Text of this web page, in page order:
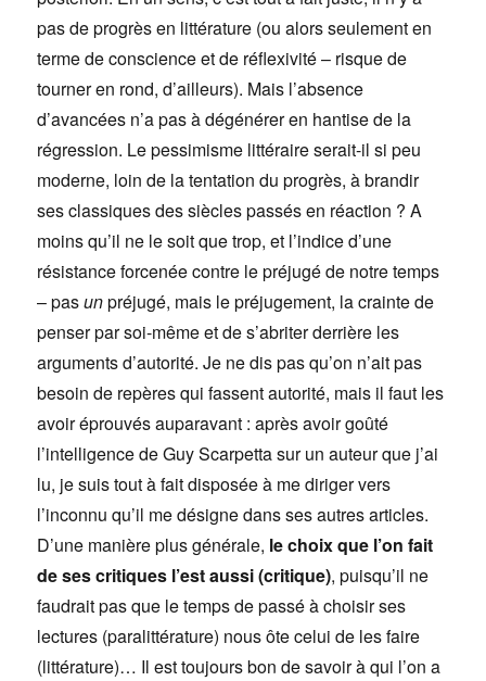
pas de progrès en littérature (ou alors seulement en
terme de conscience et de réflexivité – risque de
tourner en rond, d’ailleurs). Mais l’absence
d’avancées n’a pas à dégénérer en hantise de la
régression. Le pessimisme littéraire serait-il si peu
moderne, loin de la tentation du progrès, à brandir
ses classiques des siècles passés en réaction ? A
moins qu’il ne le soit que trop, et l’indice d’une
résistance forcenée contre le préjugé de notre temps
– pasunpréjugé, mais le préjugement, la crainte de
penser par soi-même et de s’abriter derrière les
arguments d’autorité. Je ne dis pas qu’on n’ait pas
besoin de repères qui fassent autorité, mais il faut les
avoir éprouvés auparavant : après avoir goûté
l’intelligence de Guy Scarpetta sur un auteur que j’ai
lu, je suis tout à fait disposée à me diriger vers
l’inconnu qu’il me désigne dans ses autres articles.
D’une manière plus générale, le choix que l’on fait
de ses critiques l’est aussi (critique), puisqu’il ne
faudrait pas que le temps de passé à choisir ses
lectures (paralittérature) nous ôte celui de les faire
(littérature)… Il est toujours bon de savoir à qui l’on a